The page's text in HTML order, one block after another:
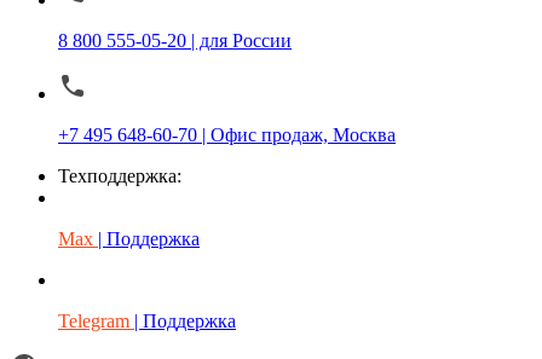
8 800 555-05-20 | для России
+7 495 648-60-70 | Офис продаж, Москва
Техподдержка:
Max | Поддержка
Telegram | Поддержка